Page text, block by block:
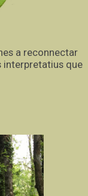
a reconnectar
interpretatius que